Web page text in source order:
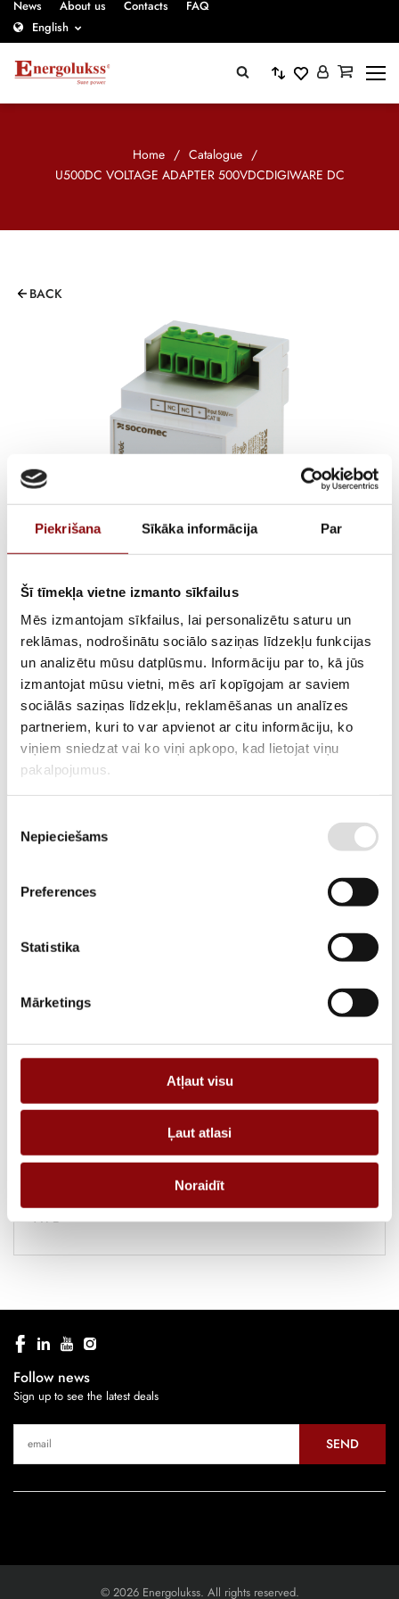
Piekrišana Sīkāka informācija Par
Šī tīmekļa vietne izmanto sīkfailus
Mēs izmantojam sīkfailus, lai personalizētu saturu un
reklāmas, nodrošinātu sociālo saziņas līdzekļu funkcijas
un analizētu mūsu datplūsmu. Informāciju par to, kā jūs
izmantojat mūsu vietni, mēs arī kopīgojam ar saviem
sociālās saziņas līdzekļu, reklamēšanas un analīzes
partneriem, kuri to var apvienot ar citu informāciju, ko
viņiem sniedzat vai ko viņi apkopo, kad lietojat viņu
pakalpojumus.
izvēle
Nepieciešams
Preferences
Statistika
Mārketings
Atļaut visu
Ļaut atlasi
Noraidīt
News About us Contacts
FAQ
English
Home / Catalogue /
U500DC VOLTAGE ADAPTER 500VDCDIGIWARE DC
BACK
U500DC VOLTAGE
ADAPTER
500VDCDIGIWARE DC
€152,35
Incl. VAT
AVAILABILITY Available on backorder
SKU 2848290153
Information
WEIGHT 0.12 kg
TYPE
Follow news
Sign up to see the latest deals
SEND
© 2026 Energolukss. All rights reserved.